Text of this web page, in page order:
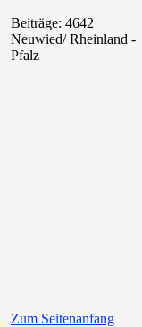
Beiträge: 4642
Neuwied/ Rheinland -
Pfalz
Zum Seitenanfang